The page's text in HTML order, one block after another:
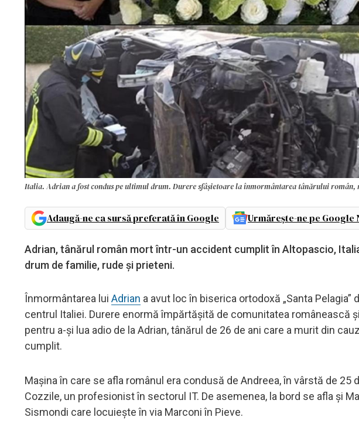
Italia. Adrian a fost condus pe ultimul drum. Durere sfâșietoare la înmormântarea tânărului
Adaugă-ne ca sursă preferată în Google Urmărește-ne pe Google
Adrian, tânărul român mort într-un accident cumplit în Altopascio,
drum de familie, rude și prieteni.
Înmormântarea lui Adrian a avut loc în biserica ortodoxă „Santa
centrul Italiei. Durere enormă împărtășită de comunitatea românească
pentru a-și lua adio de la Adrian, tânărul de 26 de ani care a murit din
cumplit.
Mașina în care se afla românul era condusă de Andreea, în vârstă de 25
Cozzile, un profesionist în sectorul IT. De asemenea, la bord se afla și
Sismondi care locuiește în via Marconi în Pieve.